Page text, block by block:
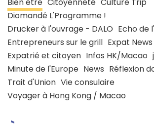
Diomandé L'Programme !
Drucker à l'ouvrage - DALO Echo de
Entrepreneurs sur le grill Expat News
Expatrié et citoyen Infos HK/Macao
Minute de l'Europe News Réflexion
Trait d'Union Vie consulaire
Voyager à Hong Kong / Macao